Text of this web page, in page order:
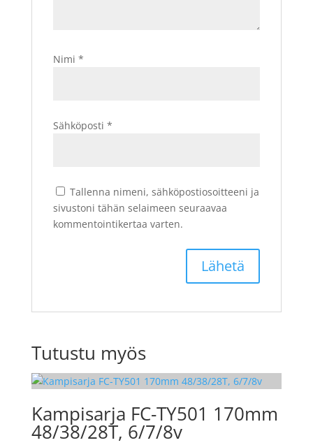
Nimi *
Sähköposti *
Tallenna nimeni, sähköpostiosoitteeni ja
sivustoni tähän selaimeen seuraavaa
kommentointikertaa varten.
Tutustu myös
Kampisarja FC-TY501 170mm
48/38/28T, 6/7/8v